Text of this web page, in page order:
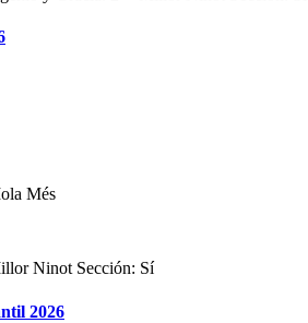
Més
Ninot Sección: Sí
2026